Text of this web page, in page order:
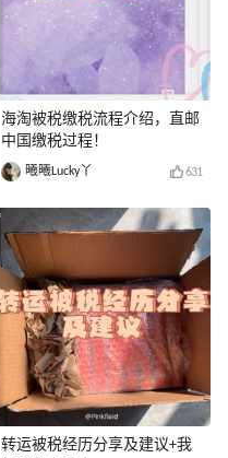
海淘被税缴税流程介绍，直邮
中国缴税过程！
曦曦Lucky丫 631
转运被税经历分享及建议+我